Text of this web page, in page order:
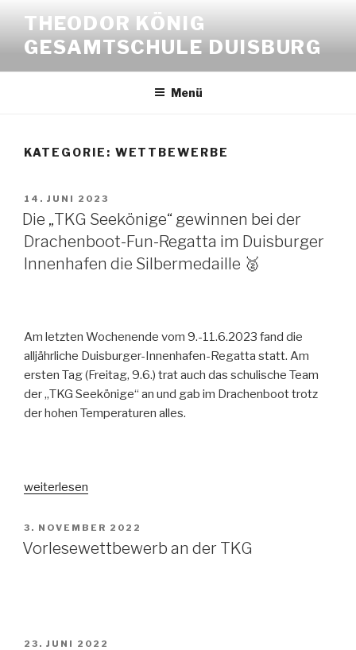
springen
THEODOR KÖNIG
GESAMTSCHULE DUISBURG
Menü
KATEGORIE: WETTBEWERBE
VERÖFFENTLICHT
AM
14. JUNI 2023
Die „TKG Seekönige“ gewinnen bei der
Drachenboot-Fun-Regatta im Duisburger
Innenhafen die Silbermedaille 🥈
Am letzten Wochenende vom 9.-11.6.2023 fand die
alljährliche Duisburger-Innenhafen-Regatta statt. Am
ersten Tag (Freitag, 9.6.) trat auch das schulische Team
der „TKG Seekönige“ an und gab im Drachenboot trotz
der hohen Temperaturen alles.
„Die
Seekönige“
gewinnen
Regatta
weiterlesen
VERÖFFENTLICHT
AM
3. NOVEMBER 2022
Vorlesewettbewerb an der TKG
VERÖFFENTLICHT
23. JUNI 2022